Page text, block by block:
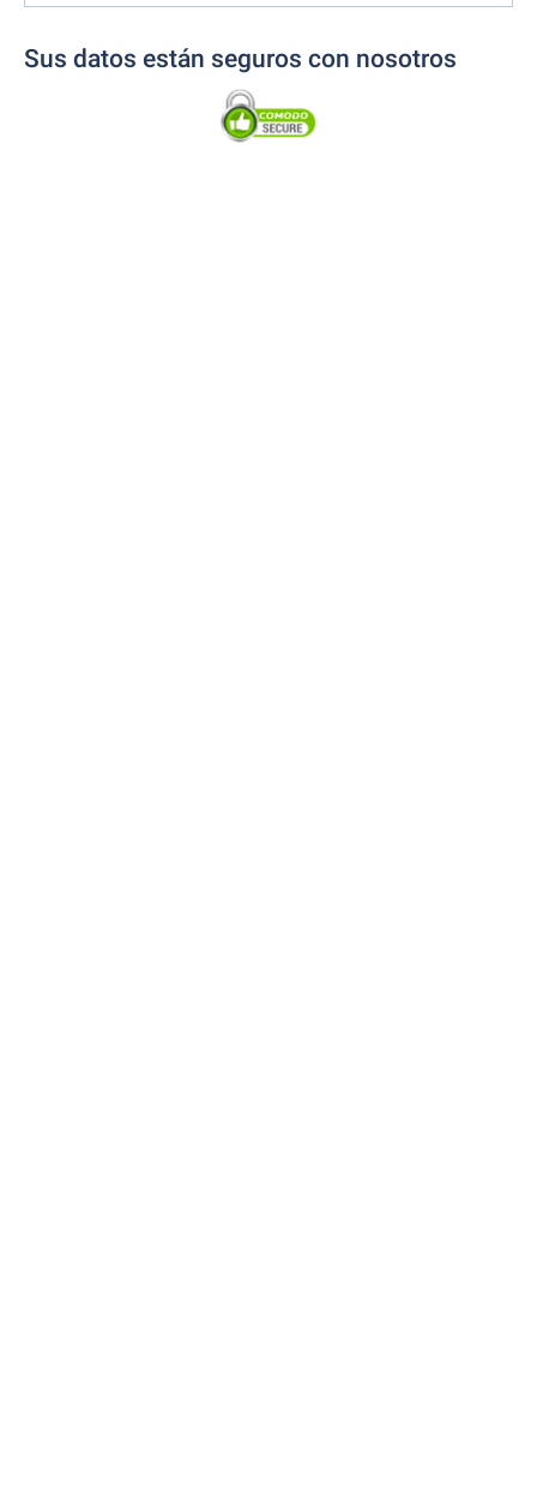
Sus datos están seguros con nosotros